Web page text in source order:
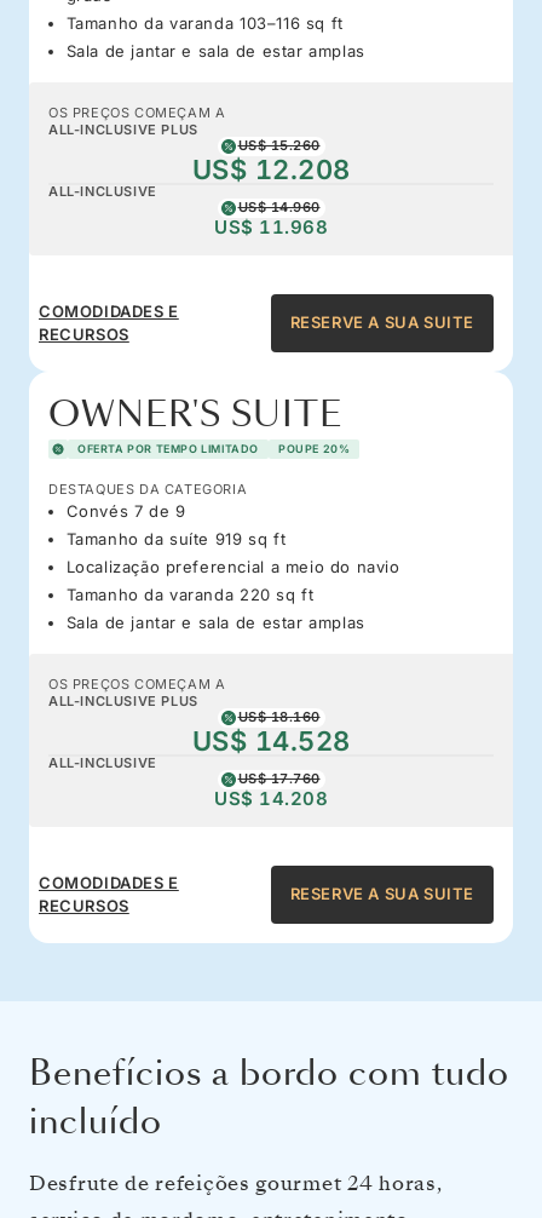
Tamanho da varanda 103–116 sq ft
Sala de jantar e sala de estar amplas
OS PREÇOS COMEÇAM A
ALL-INCLUSIVE PLUS
US$ 15.260
US$ 12.208
ALL-INCLUSIVE
US$ 14.960
US$ 11.968
COMODIDADES E
RECURSOS
RESERVE A SUA SUITE
OWNER'S SUITE
OFERTA POR TEMPO LIMITADO POUPE 20%
DESTAQUES DA CATEGORIA
Convés 7 de 9
Tamanho da suíte 919 sq ft
Localização preferencial a meio do navio
Tamanho da varanda 220 sq ft
Sala de jantar e sala de estar amplas
OS PREÇOS COMEÇAM A
ALL-INCLUSIVE PLUS
US$ 18.160
US$ 14.528
ALL-INCLUSIVE
US$ 17.760
US$ 14.208
COMODIDADES E
RECURSOS
RESERVE A SUA SUITE
Benefícios a bordo com tudo
incluído
Desfrute de refeições gourmet 24 horas,